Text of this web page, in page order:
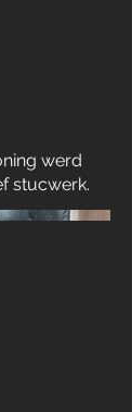
werd
stucwerk.